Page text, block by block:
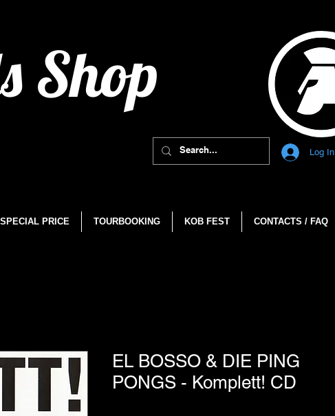
Shop
Log In
SPECIAL PRICE TOURBOOKING KOB FEST CONTACTS / FAQ
EL BOSSO & DIE PING
PONGS - Komplett! CD